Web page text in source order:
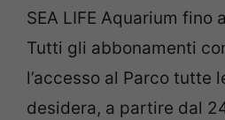
SEA LIFE Aquarium fino
Tutti gli abbonamenti
l’accesso al Parco tutte
desidera, a partire dal